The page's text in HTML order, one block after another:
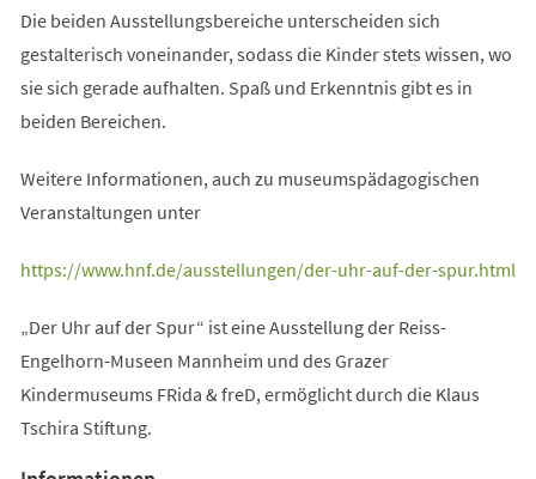
Die beiden Ausstellungsbereiche unterscheiden sich
gestalterisch voneinander, sodass die Kinder stets wissen, wo
sie sich gerade aufhalten. Spaß und Erkenntnis gibt es in
beiden Bereichen.
Weitere Informationen, auch zu museumspädagogischen
Veranstaltungen unter
https://www.hnf.de/ausstellungen/der-uhr-auf-der-spur.html
(Öffnet
einem
neuen
Tab)
„Der Uhr auf der Spur“ ist eine Ausstellung der Reiss-
Engelhorn-Museen Mannheim und des Grazer
Kindermuseums FRida & freD, ermöglicht durch die Klaus
Tschira Stiftung.